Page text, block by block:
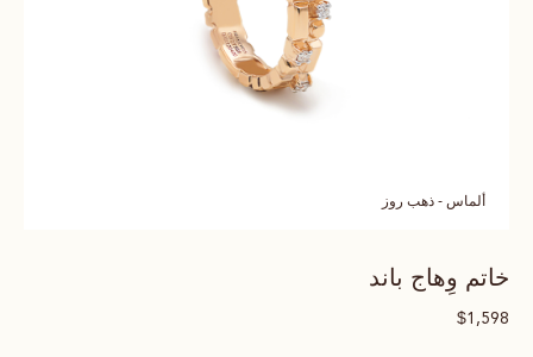
ألماس - ذهب روز
خاتم وِهاج باند
$1,598